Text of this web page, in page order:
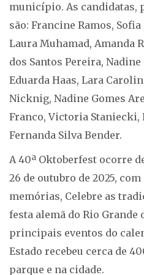
município. As candidatas,
são: Francine Ramos,
Laura Muhamad, Amanda
dos Santos Pereira,
Eduarda Haas, Lara
Nicknig, Nadine Gomes
Franco, Victoria
Fernanda Silva Bender.
A 40ª Oktoberfest ocorre de
26 de outubro de 2025, com
memórias, Celebre as
festa alemã do Rio Grande
principais eventos do
Estado recebeu cerca de
parque e na cidade.